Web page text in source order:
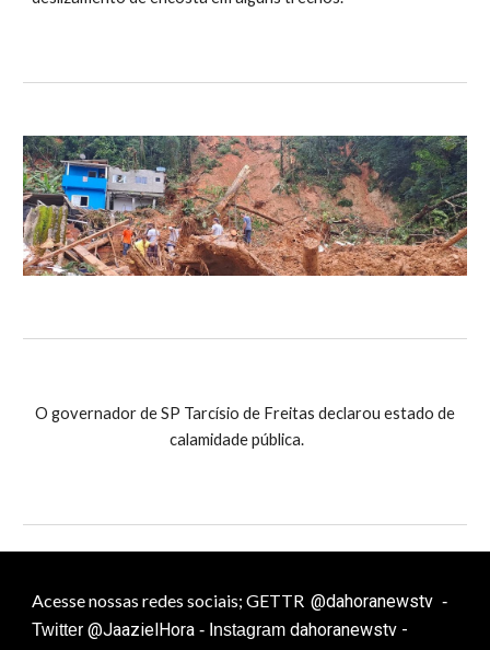
O governador de SP Tarcísio de Freitas declarou estado de
calamidade pública.
Acesse nossas redes sociais; GETTR@dahoranewstv -
Twitter@JaazielHora - Instagramdahoranewstv -